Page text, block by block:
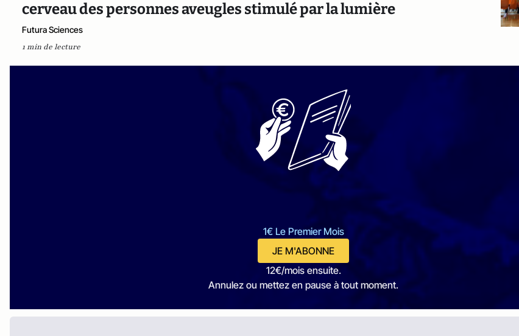
cerveau des personnes aveugles stimulé par la lumière
Futura Sciences
1 min de lecture
1€ Le Premier Mois
JE M'ABONNE
12€/mois ensuite.
Annulez ou mettez en pause à tout moment.